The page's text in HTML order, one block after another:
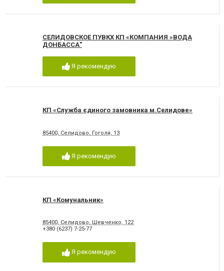
СЕЛИДОВСКОЕ ПУВКХ КП «КОМПАНИЯ »ВОДА
ДОНБАССА"
Я рекомендую
КП «Служба єдиного замовника м.Селидове»
85400, Селидово, Гоголя, 13
Я рекомендую
КП «Комунальник»
85400, Селидово, Шевченко, 122
+380 (6237) 7-25-77
Я рекомендую